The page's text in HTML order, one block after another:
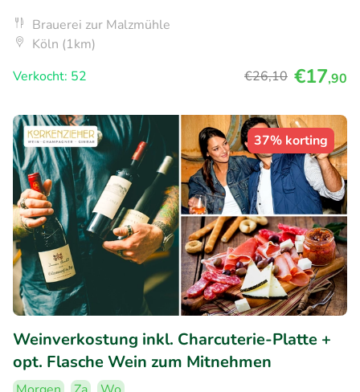
Brauerei zur Malzmühle
Köln (1km)
Verkocht: 52
€26,10 €17,90
37% korting
Weinverkostung inkl. Charcuterie-Platte +
opt. Flasche Wein zum Mitnehmen